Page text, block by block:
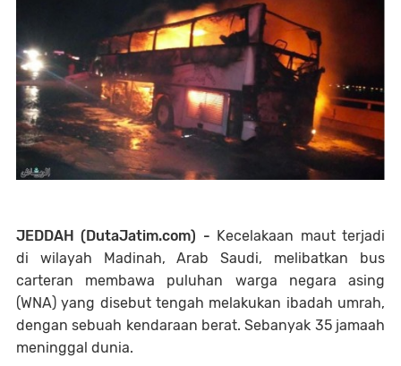
JEDDAH (DutaJatim.com) - Kecelakaan maut terjadi
di wilayah Madinah, Arab Saudi, melibatkan bus
carteran membawa puluhan warga negara asing
(WNA) yang disebut tengah melakukan ibadah umrah,
dengan sebuah kendaraan berat. Sebanyak 35 jamaah
meninggal dunia.